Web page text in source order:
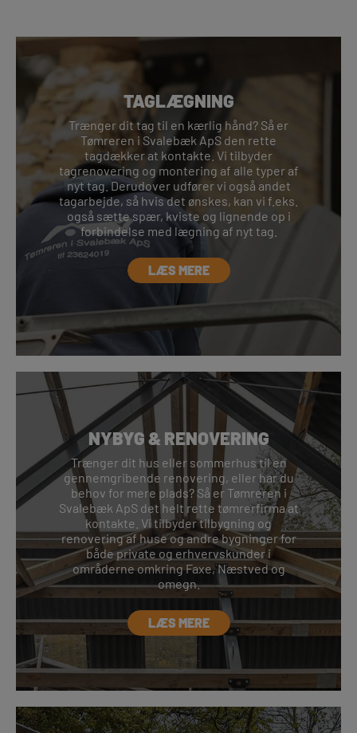
TAGLÆGNING
Trænger dit tag til en kærlig hånd? Så er
Tømreren i Svalebæk ApS den rette
tagdækker at kontakte. Vi tilbyder
tagrenovering og montering af alle typer af
nyt tag. Derudover udfører vi også andet
tagarbejde, så hvis det ønskes, kan vi f.eks.
også sætte spær, kviste og lignende op i
forbindelse med lægning af nyt tag.
LÆS MERE
NYBYG & RENOVERING
Trænger dit hus eller sommerhus til en
gennemgribende renovering, eller har du
behov for mere plads? Så er Tømreren i
Svalebæk ApS det helt rette tømrerfirma at
kontakte. Vi tilbyder tilbygning og
renovering af huse og andre bygninger for
både private og erhvervskunder i
områderne omkring Faxe, Næstved og
omegn.
LÆS MERE